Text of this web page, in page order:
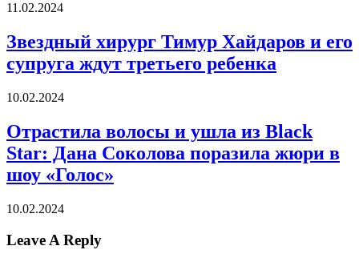
11.02.2024
Звездный хирург Тимур Хайдаров и его
супруга ждут третьего ребенка
10.02.2024
Отрастила волосы и ушла из Black
Star: Дана Соколова поразила жюри в
шоу «Голос»
10.02.2024
Leave A Reply